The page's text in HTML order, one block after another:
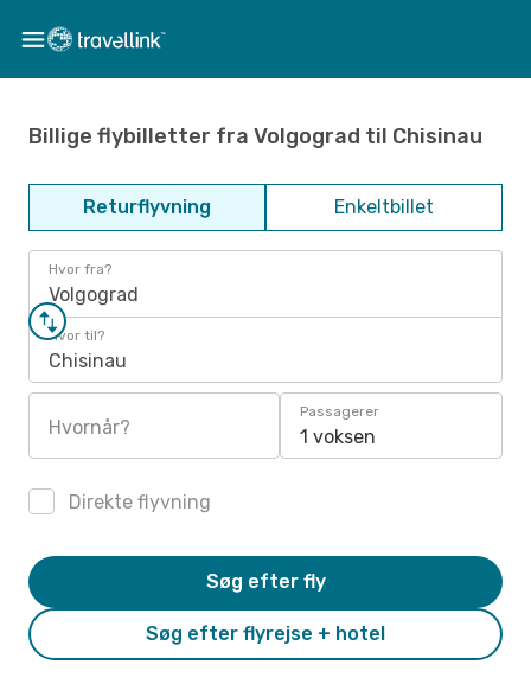
Billige flybilletter fra Volgograd til Chisinau
Returflyvning Enkeltbillet
Hvor fra?
Volgograd
Hvor til?
Chisinau
Hvornår?
Passagerer
1 voksen
Direkte flyvning
Søg efter flyrejse + hotel
Søg efter fly